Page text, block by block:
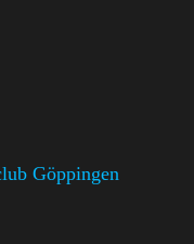
Göppingen